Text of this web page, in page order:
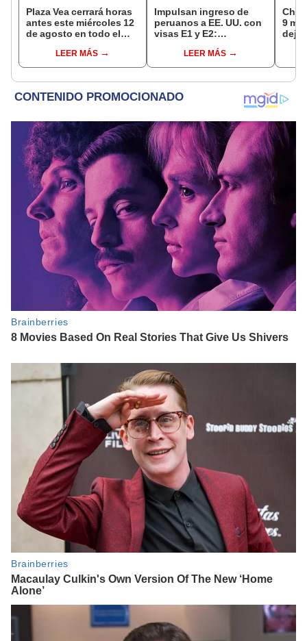
Plaza Vea cerrará horas
antes este miércoles 12
de agosto en todo el
hasta las 7 p.m.
LEER MÁS
Impulsan ingreso de
peruanos a EE. UU. con
visas E1 y E2:
pymes serían los más
beneficiados
LEER MÁS
9
deja